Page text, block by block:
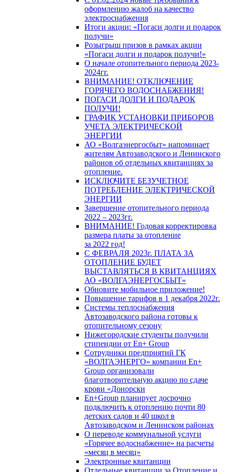
оформлению жалоб на качество
электроснабжения
Итоги акции: «Погаси долги и подарок
получи»
Розыгрыш призов в рамках акции
«Погаси долги и подарок получи!»
О начале отопительного периода 2023-
2024гг.
ВНИМАНИЕ! ОТКЛЮЧЕНИЕ
ГОРЯЧЕГО ВОДОСНАБЖЕНИЯ!
ПОГАСИ ДОЛГИ И ПОДАРОК
ПОЛУЧИ!
ГРАФИК УСТАНОВКИ ПРИБОРОВ
УЧЕТА ЭЛЕКТРИЧЕСКОЙ
ЭНЕРГИИ
АО «Волгаэнергосбыт» напоминает
жителям Автозаводского и Ленинского
районов об отдельных квитанциях за
отопление.
ИСКЛЮЧИТЕ БЕЗУЧЕТНОЕ
ПОТРЕБЛЕНИЕ ЭЛЕКТРИЧЕСКОЙ
ЭНЕРГИИ
Завершение отопительного периода
2022 – 2023гг.
ВНИМАНИЕ! Годовая корректировка
размера платы за отопление
за 2022 год!
С ФЕВРАЛЯ 2023г. ПЛАТА ЗА
ОТОПЛЕНИЕ БУДЕТ
ВЫСТАВЛЯТЬСЯ В КВИТАНЦИЯХ
АО «ВОЛГАЭНЕРГОСБЫТ»
Обновите мобильное приложение!
Повышение тарифов в 1 декабря 2022г.
Системы теплоснабжения
Автозаводского района готовы к
отопительному сезону
Нижегородские студенты получили
стипендии от En+ Group
Сотрудники предприятий ГК
«ВОЛГАЭНЕРГО» компании En+
Group организовали
благотворительную акцию по сдаче
крови «Донорски
En+Group планирует досрочно
подключить к отоплению почти 80
детских садов и 40 школ в
Автозаводском и Ленинском районах
О переводе коммунальной услуги
«Горячее водоснабжение» на расчеты
«месяц в месяц»
Электронные квитанции